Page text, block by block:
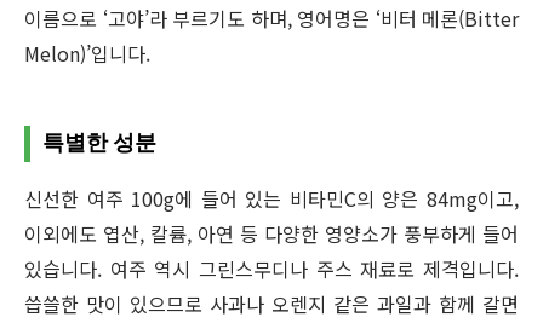
이름으로 ‘고야’라 부르기도 하며, 영어명은 ‘비터 메론(Bitter
Melon)’입니다.
특별한 성분
신선한 여주 100g에 들어 있는 비타민C의 양은 84mg이고,
이외에도 엽산, 칼륨, 아연 등 다양한 영양소가 풍부하게 들어
있습니다. 여주 역시 그린스무디나 주스 재료로 제격입니다.
씁쓸한 맛이 있으므로 사과나 오렌지 같은 과일과 함께 갈면